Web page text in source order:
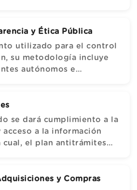
al cumplimiento de los
y Ética Pública
utilizado para el control
su metodología incluye
autónomos e
contempla iniciativas
se dará cumplimiento a la
acceso a la información
cual, el plan antitrámites
y Acueducto de Yopal.
y Compras